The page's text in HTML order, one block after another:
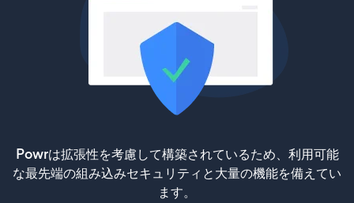
Powrは拡張性を考慮して構築されているため、利用可能
な最先端の組み込みセキュリティと大量の機能を備えてい
ます。